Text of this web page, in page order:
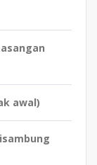
awal)